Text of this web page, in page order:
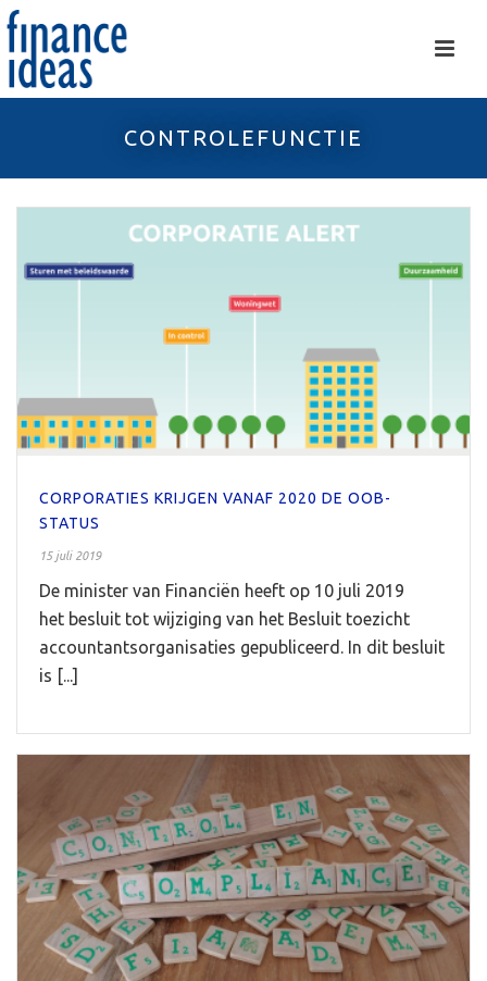
CONTROLEFUNCTIE
CORPORATIES KRIJGEN VANAF 2020 DE OOB-
STATUS
15 juli 2019
De minister van Financiën heeft op 10 juli 2019
het besluit tot wijziging van het Besluit toezicht
accountantsorganisaties gepubliceerd. In dit besluit
is [...]